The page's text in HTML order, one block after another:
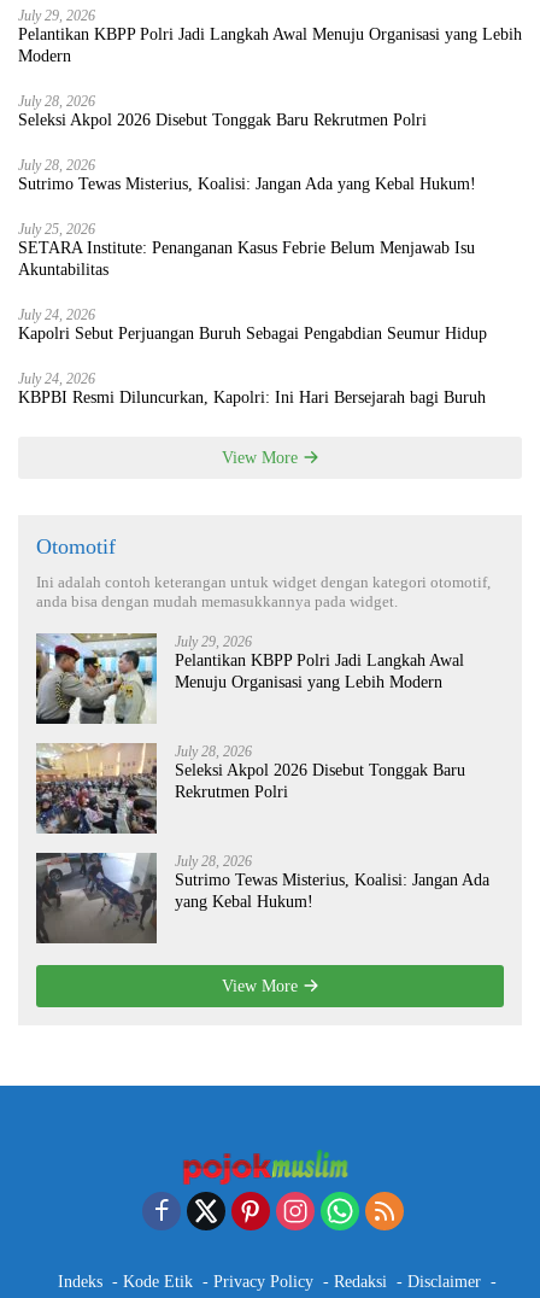
July 29, 2026
Pelantikan KBPP Polri Jadi Langkah Awal Menuju Organisasi yang Lebih
Modern
July 28, 2026
Seleksi Akpol 2026 Disebut Tonggak Baru Rekrutmen Polri
July 28, 2026
Sutrimo Tewas Misterius, Koalisi: Jangan Ada yang Kebal Hukum!
July 25, 2026
SETARA Institute: Penanganan Kasus Febrie Belum Menjawab Isu
Akuntabilitas
July 24, 2026
Kapolri Sebut Perjuangan Buruh Sebagai Pengabdian Seumur Hidup
July 24, 2026
KBPBI Resmi Diluncurkan, Kapolri: Ini Hari Bersejarah bagi Buruh
View More
Otomotif
Ini adalah contoh keterangan untuk widget dengan kategori otomotif,
anda bisa dengan mudah memasukkannya pada widget.
July 29, 2026
Pelantikan KBPP Polri Jadi Langkah Awal
Menuju Organisasi yang Lebih Modern
July 28, 2026
Seleksi Akpol 2026 Disebut Tonggak Baru
Rekrutmen Polri
July 28, 2026
Sutrimo Tewas Misterius, Koalisi: Jangan Ada
yang Kebal Hukum!
View More
Indeks Kode Etik Privacy Policy Redaksi Disclaimer